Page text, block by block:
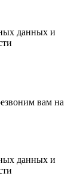
данных и
вам на
данных и